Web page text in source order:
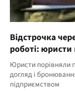
Відстрочка
роботі:
Юристи порівняли
догляд і
підприємством